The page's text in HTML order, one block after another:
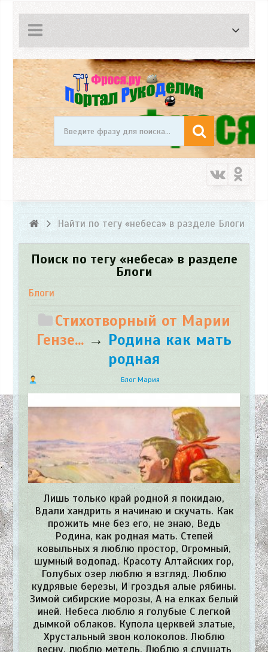
Найти по тегу «небеса» в разделе Блоги
Поиск по тегу «небеса» в разделе
Блоги
Блоги
Стихотворный от Марии
Гензе... → Родина как мать
родная
Блог Мария
Лишь только край родной я покидаю,
Вдали хандрить я начинаю и скучать. Как
прожить мне без его, не знаю, Ведь
Родина, как родная мать. Степей
ковыльных я люблю простор, Огромный,
шумный водопад. Красоту Алтайских гор,
Голубых озер люблю я взгляд. Люблю
кудрявые березы, И гроздья алые рябины.
Зимой сибирские морозы, А на елках белый
иней. Небеса люблю я голубые С легкой
дымкой облаков. Купола церквей златые,
Хрустальный звон колоколов. Люблю
весну, люблю метель, Люблю я слушать